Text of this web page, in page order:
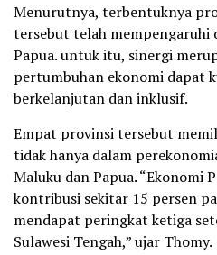
Menurutnya, terbentuknya
tersebut telah mempengaruhi
Papua. untuk itu, sinergi
pertumbuhan ekonomi dapat
berkelanjutan dan inklusif.
Empat provinsi tersebut
tidak hanya dalam
Maluku dan Papua. “Ekonomi
kontribusi sekitar 15 persen
mendapat peringkat ketiga
Sulawesi Tengah,” ujar Thomy.